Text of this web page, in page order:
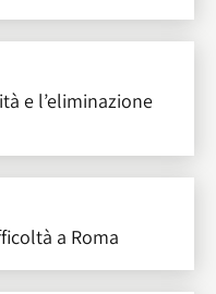
e l’eliminazione
a Roma